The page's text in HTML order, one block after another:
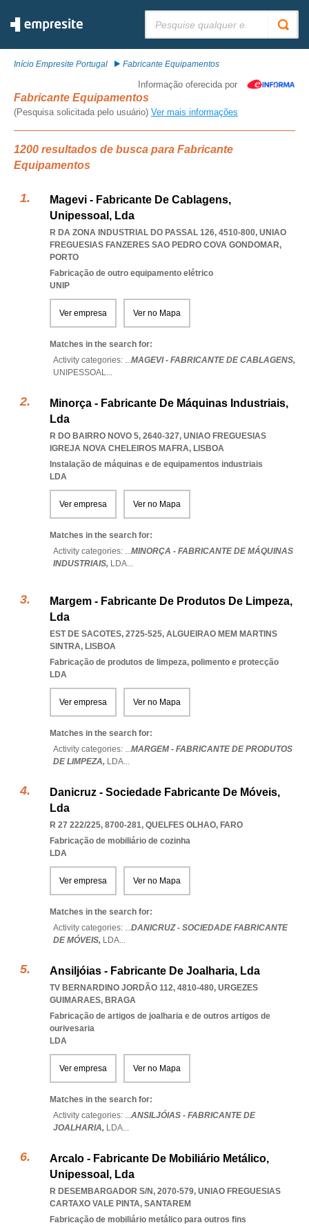
Início Empresite Portugal Fabricante Equipamentos
Informação oferecida por
Fabricante Equipamentos
(Pesquisa solicitada pelo usuário) Ver mais informações
1200 resultados de busca para Fabricante
Equipamentos
Magevi - Fabricante De Cablagens,
Unipessoal, Lda
R DA ZONA INDUSTRIAL DO PASSAL 126, 4510-800, UNIAO
FREGUESIAS FANZERES SAO PEDRO COVA GONDOMAR,
PORTO
Fabricação de outro equipamento elétrico
UNIP
Ver empresa Ver no Mapa
Matches in the search for:
Activity categories: ...MAGEVI - FABRICANTE DE CABLAGENS,
UNIPESSOAL...
Minorça - Fabricante De Máquinas Industriais,
Lda
R DO BAIRRO NOVO 5, 2640-327, UNIAO FREGUESIAS
IGREJA NOVA CHELEIROS MAFRA, LISBOA
Instalação de máquinas e de equipamentos industriais
LDA
Ver empresa Ver no Mapa
Matches in the search for:
Activity categories: ...MINORÇA - FABRICANTE DE MÁQUINAS
INDUSTRIAIS, LDA...
Margem - Fabricante De Produtos De Limpeza,
Lda
EST DE SACOTES, 2725-525, ALGUEIRAO MEM MARTINS
SINTRA, LISBOA
Fabricação de produtos de limpeza, polimento e protecção
LDA
Ver empresa Ver no Mapa
Matches in the search for:
Activity categories: ...MARGEM - FABRICANTE DE PRODUTOS
DE LIMPEZA, LDA...
Danicruz - Sociedade Fabricante De Móveis,
Lda
R 27 222/225, 8700-281, QUELFES OLHAO, FARO
Fabricação de mobiliário de cozinha
LDA
Ver empresa Ver no Mapa
Matches in the search for:
Activity categories: ...DANICRUZ - SOCIEDADE FABRICANTE
DE MÓVEIS, LDA...
Ansiljóias - Fabricante De Joalharia, Lda
TV BERNARDINO JORDÃO 112, 4810-480, URGEZES
GUIMARAES, BRAGA
Fabricação de artigos de joalharia e de outros artigos de
ourivesaria
LDA
Ver empresa Ver no Mapa
Matches in the search for:
Activity categories: ...ANSILJÓIAS - FABRICANTE DE
JOALHARIA, LDA...
Arcalo - Fabricante De Mobiliário Metálico,
Unipessoal, Lda
R DESEMBARGADOR S/N, 2070-579, UNIAO FREGUESIAS
CARTAXO VALE PINTA, SANTAREM
Fabricação de mobiliário metálico para outros fins